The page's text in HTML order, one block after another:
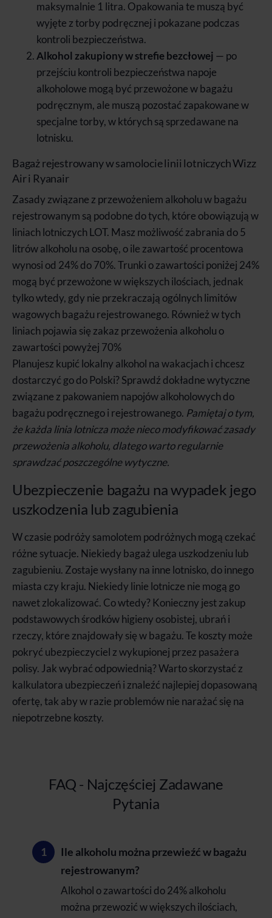
maksymalnie 1 litra. Opakowania te muszą być
wyjęte z torby podręcznej i pokazane podczas
kontroli bezpieczeństwa.
Alkohol zakupiony w strefie bezcłowej — po
przejściu kontroli bezpieczeństwa napoje
alkoholowe mogą być przewożone w bagażu
podręcznym, ale muszą pozostać zapakowane w
specjalne torby, w których są sprzedawane na
lotnisku.
Bagaż rejestrowany w samolocie linii lotniczych Wizz
Air i Ryanair
Zasady związane z przewożeniem alkoholu w bagażu
rejestrowanym są podobne do tych, które obowiązują w
liniach lotniczych LOT. Masz możliwość zabrania do 5
litrów alkoholu na osobę, o ile zawartość procentowa
wynosi od 24% do 70%. Trunki o zawartości poniżej 24%
mogą być przewożone w większych ilościach, jednak
tylko wtedy, gdy nie przekraczają ogólnych limitów
wagowych bagażu rejestrowanego. Również w tych
liniach pojawia się zakaz przewożenia alkoholu o
zawartości powyżej 70%
Planujesz kupić lokalny alkohol na wakacjach i chcesz
dostarczyć go do Polski? Sprawdź dokładne wytyczne
związane z pakowaniem napojów alkoholowych do
bagażu podręcznego i rejestrowanego. Pamiętaj o tym,
że każda linia lotnicza może nieco modyfikować zasady
przewożenia alkoholu, dlatego warto regularnie
sprawdzać poszczególne wytyczne.
Ubezpieczenie bagażu na wypadek jego
uszkodzenia lub zagubienia
W czasie podróży samolotem podróżnych mogą czekać
różne sytuacje. Niekiedy bagaż ulega uszkodzeniu lub
zagubieniu. Zostaje wysłany na inne lotnisko, do innego
miasta czy kraju. Niekiedy linie lotnicze nie mogą go
nawet zlokalizować. Co wtedy? Konieczny jest zakup
podstawowych środków higieny osobistej, ubrań i
rzeczy, które znajdowały się w bagażu. Te koszty może
pokryć ubezpieczyciel z wykupionej przez pasażera
polisy. Jak wybrać odpowiednią? Warto skorzystać z
kalkulatora ubezpieczeń i znaleźć najlepiej dopasowaną
ofertę, tak aby w razie problemów nie narażać się na
niepotrzebne koszty.
FAQ - Najczęściej Zadawane
Pytania
Ile alkoholu można przewieźć w bagażu
rejestrowanym?
Alkohol o zawartości do 24% alkoholu
można przewozić w większych ilościach,